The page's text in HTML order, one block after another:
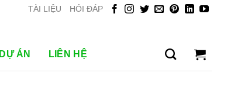
TÀI LIỆU HỎI ĐÁP
DỰ ÁN LIÊN HỆ